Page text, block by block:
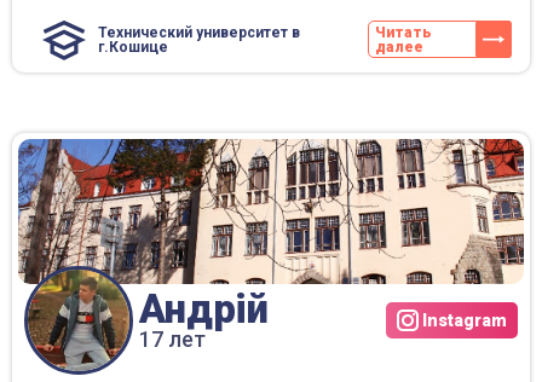
Технический университет в
г.Кошице
Читать
далее
Андрій
17 лет
Instagram